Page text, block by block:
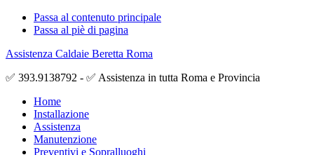
Passa al contenuto principale
Passa al piè di pagina
Assistenza Caldaie Beretta Roma
✅ 393.9138792 - ✅ Assistenza in tutta Roma e Provincia
Home
Installazione
Assistenza
Manutenzione
Preventivi e Sopralluoghi